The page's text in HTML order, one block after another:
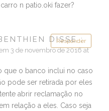
n patio.oki fazer?
Responder
DISSE :
3 de novembro de 2016 at
que o banco inclui no caso
pode ser retirada por eles
abrir reclamação no
relação a eles. Caso seja